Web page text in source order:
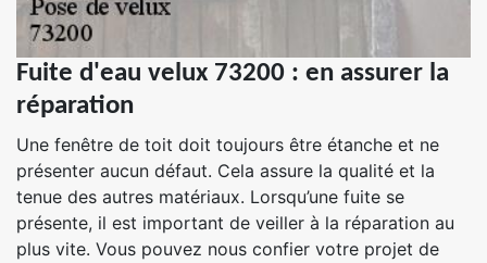
Fuite d'eau velux 73200 : en assurer la
réparation
Une fenêtre de toit doit toujours être étanche et ne
présenter aucun défaut. Cela assure la qualité et la
tenue des autres matériaux. Lorsqu’une fuite se
présente, il est important de veiller à la réparation au
plus vite. Vous pouvez nous confier votre projet de